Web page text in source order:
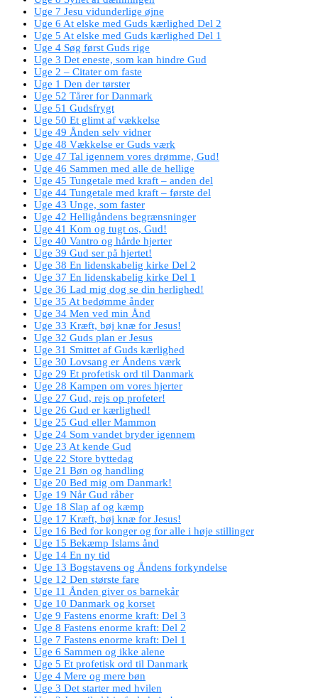
Uge 7 Jesu vidunderlige øjne
Uge 6 At elske med Guds kærlighed Del 2
Uge 5 At elske med Guds kærlighed Del 1
Uge 4 Søg først Guds rige
Uge 3 Det eneste, som kan hindre Gud
Uge 2 – Citater om faste
Uge 1 Den der tørster
Uge 52 Tårer for Danmark
Uge 51 Gudsfrygt
Uge 50 Et glimt af vækkelse
Uge 49 Ånden selv vidner
Uge 48 Vækkelse er Guds værk
Uge 47 Tal igennem vores drømme, Gud!
Uge 46 Sammen med alle de hellige
Uge 45 Tungetale med kraft – anden del
Uge 44 Tungetale med kraft – første del
Uge 43 Unge, som faster
Uge 42 Helligåndens begrænsninger
Uge 41 Kom og tugt os, Gud!
Uge 40 Vantro og hårde hjerter
Uge 39 Gud ser på hjertet!
Uge 38 En lidenskabelig kirke Del 2
Uge 37 En lidenskabelig kirke Del 1
Uge 36 Lad mig dog se din herlighed!
Uge 35 At bedømme ånder
Uge 34 Men ved min Ånd
Uge 33 Kræft, bøj knæ for Jesus!
Uge 32 Guds plan er Jesus
Uge 31 Smittet af Guds kærlighed
Uge 30 Lovsang er Åndens værk
Uge 29 Et profetisk ord til Danmark
Uge 28 Kampen om vores hjerter
Uge 27 Gud, rejs op profeter!
Uge 26 Gud er kærlighed!
Uge 25 Gud eller Mammon
Uge 24 Som vandet bryder igennem
Uge 23 At kende Gud
Uge 22 Store byttedag
Uge 21 Bøn og handling
Uge 20 Bed mig om Danmark!
Uge 19 Når Gud råber
Uge 18 Slap af og kæmp
Uge 17 Kræft, bøj knæ for Jesus!
Uge 16 Bed for konger og for alle i høje stillinger
Uge 15 Bekæmp Islams ånd
Uge 14 En ny tid
Uge 13 Bogstavens og Åndens forkyndelse
Uge 12 Den største fare
Uge 11 Ånden giver os barnekår
Uge 10 Danmark og korset
Uge 9 Fastens enorme kraft: Del 3
Uge 8 Fastens enorme kraft: Del 2
Uge 7 Fastens enorme kraft: Del 1
Uge 6 Sammen og ikke alene
Uge 5 Et profetisk ord til Danmark
Uge 4 Mere og mere bøn
Uge 3 Det starter med hvilen